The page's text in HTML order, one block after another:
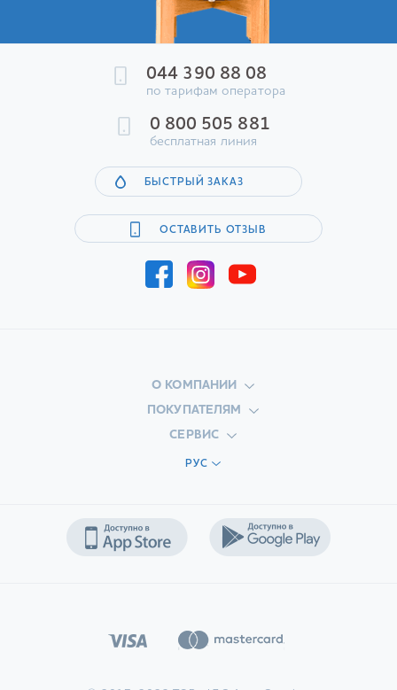
044 390 88 08
по тарифам оператора
0 800 505 881
бесплатная линия
БЫСТРЫЙ ЗАКАЗ
ОСТАВИТЬ ОТЗЫВ
О КОМПАНИИ
ПОКУПАТЕЛЯМ
СЕРВИС
РУС